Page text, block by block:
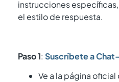
instrucciones
el estilo de respuesta.
Paso 1: Suscríbete a
Ve a la página